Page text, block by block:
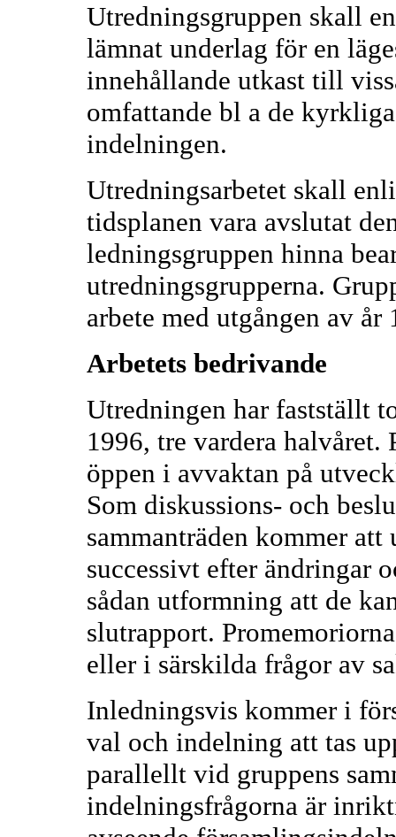
Utredningsgruppen skall
lämnat underlag för en
innehållande utkast till
omfattande bl a de
indelningen.
Utredningsarbetet skall
tidsplanen vara avslutat
ledningsgruppen hinna
utredningsgrupperna.
arbete med utgången av år
Arbetets bedrivande
Utredningen har fastställt
1996, tre vardera
öppen i avvaktan på
Som diskussions- och
sammanträden kommer
successivt efter ändringar
sådan utformning att de
slutrapport.
eller i särskilda frågor av
Inledningsvis kommer i
val och indelning att tas
parallellt vid gruppens
indelningsfrågorna är